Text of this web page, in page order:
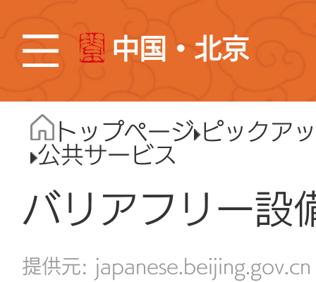
中国・北京
トップページ ピックア
公共サービス
バリアフリー設
japanese.beijing.gov.cn